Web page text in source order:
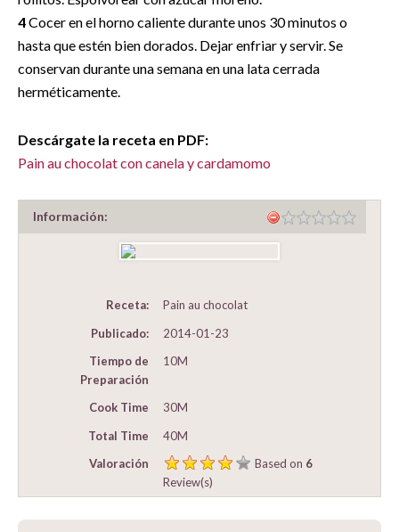
4Cocer en el horno caliente durante unos 30 minutos o
hasta que estén bien dorados. Dejar enfriar y servir. Se
conservan durante una semana en una lata cerrada
herméticamente.
Descárgate la receta en PDF:
Pain au chocolat con canela y cardamomo
Información:
Receta:
Pain au chocolat
Publicado:
2014-01-23
Tiempo de
Preparación
10M
Cook Time
30M
Total Time
40M
Valoración
Based on 6
Review(s)